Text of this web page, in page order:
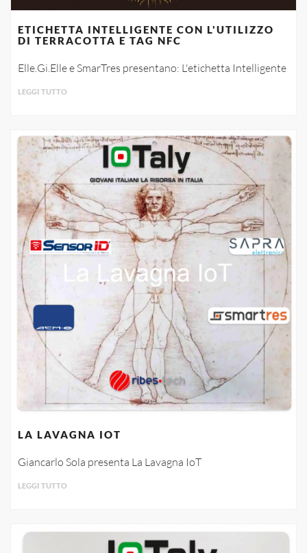
ETICHETTA INTELLIGENTE CON L'UTILIZZO
DI TERRACOTTA E TAG NFC
Elle.Gi.Elle e SmarTres presentano: L'etichetta Intelligente
LEGGI TUTTO
LA LAVAGNA IOT
Giancarlo Sola presenta La Lavagna IoT
LEGGI TUTTO